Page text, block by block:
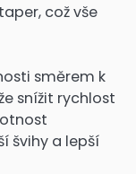
což vše
směrem k
snížit rychlost
švihy a lepší